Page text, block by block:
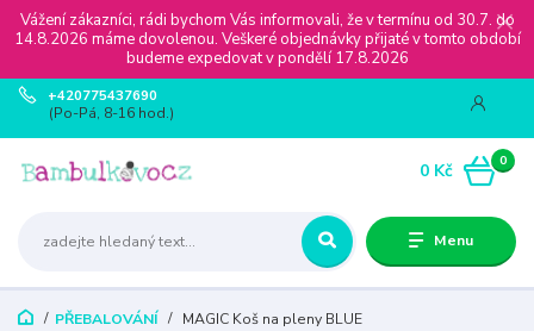
Vážení zákazníci, rádi bychom Vás informovali, že v termínu od 30.7. do
14.8.2026 máme dovolenou. Veškeré objednávky přijaté v tomto období
budeme expedovat v pondělí 17.8.2026
Menu
+420775437690
(Po-Pá, 8-16 hod.)
0
0 Kč
PŘEBALOVÁNÍ MAGIC Koš na pleny BLUE